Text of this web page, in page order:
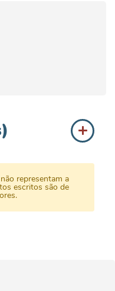
representam a
escritos são de